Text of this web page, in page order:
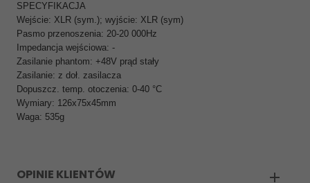
SPECYFIKACJA
Wejście: XLR (sym.); wyjście: XLR (sym)
Pasmo przenoszenia: 20-20 000Hz
Impedancja wejściowa: -
Zasilanie phantom: +48V prąd stały
Zasilanie: z doł. zasilacza
Dopuszcz. temp. otoczenia: 0-40 °C
Wymiary: 126x75x45mm
Waga: 535g
OPINIE KLIENTÓW